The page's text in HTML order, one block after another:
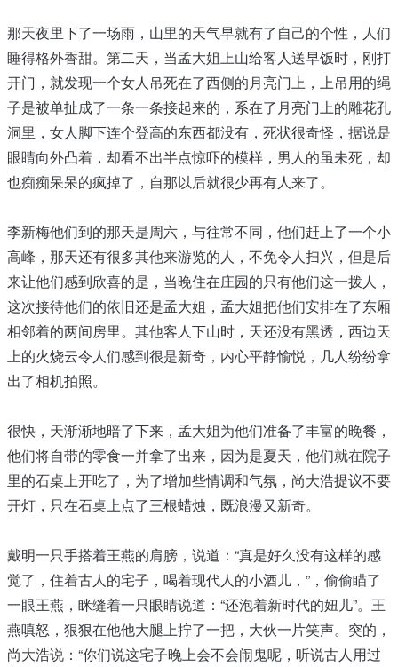
那天夜里下了一场雨，山里的天气早就有了自己的个性，人们
睡得格外香甜。第二天，当孟大姐上山给客人送早饭时，刚打
开门，就发现一个女人吊死在了西侧的月亮门上，上吊用的绳
子是被单扯成了一条一条接起来的，系在了月亮门上的雕花孔
洞里，女人脚下连个登高的东西都没有，死状很奇怪，据说是
眼睛向外凸着，却看不出半点惊吓的模样，男人的虽未死，却
也痴痴呆呆的疯掉了，自那以后就很少再有人来了。
李新梅他们到的那天是周六，与往常不同，他们赶上了一个小
高峰，那天还有很多其他来游览的人，不免令人扫兴，但是后
来让他们感到欣喜的是，当晚住在庄园的只有他们这一拨人，
这次接待他们的依旧还是孟大姐，孟大姐把他们安排在了东厢
相邻着的两间房里。其他客人下山时，天还没有黑透，西边天
上的火烧云令人们感到很是新奇，内心平静愉悦，几人纷纷拿
出了相机拍照。
很快，天渐渐地暗了下来，孟大姐为他们准备了丰富的晚餐，
他们将自带的零食一并拿了出来，因为是夏天，他们就在院子
里的石桌上开吃了，为了增加些情调和气氛，尚大浩提议不要
开灯，只在石桌上点了三根蜡烛，既浪漫又新奇。
戴明一只手搭着王燕的肩膀，说道：“真是好久没有这样的感
觉了，住着古人的宅子，喝着现代人的小酒儿，”，偷偷瞄了
一眼王燕，眯缝着一只眼睛说道：“还泡着新时代的妞儿”。王
燕嗔怒，狠狠在他他大腿上拧了一把，大伙一片笑声。突的，
尚大浩说：“你们说这宅子晚上会不会闹鬼呢，听说古人用过